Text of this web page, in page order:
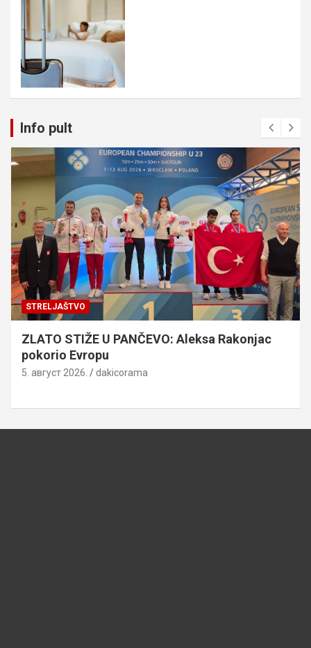
Info pult
STRELJAŠTVO
ZLATO STIŽE U PANČEVO: Aleksa Rakonjac
pokorio Evropu
5. август 2026. dakicorama